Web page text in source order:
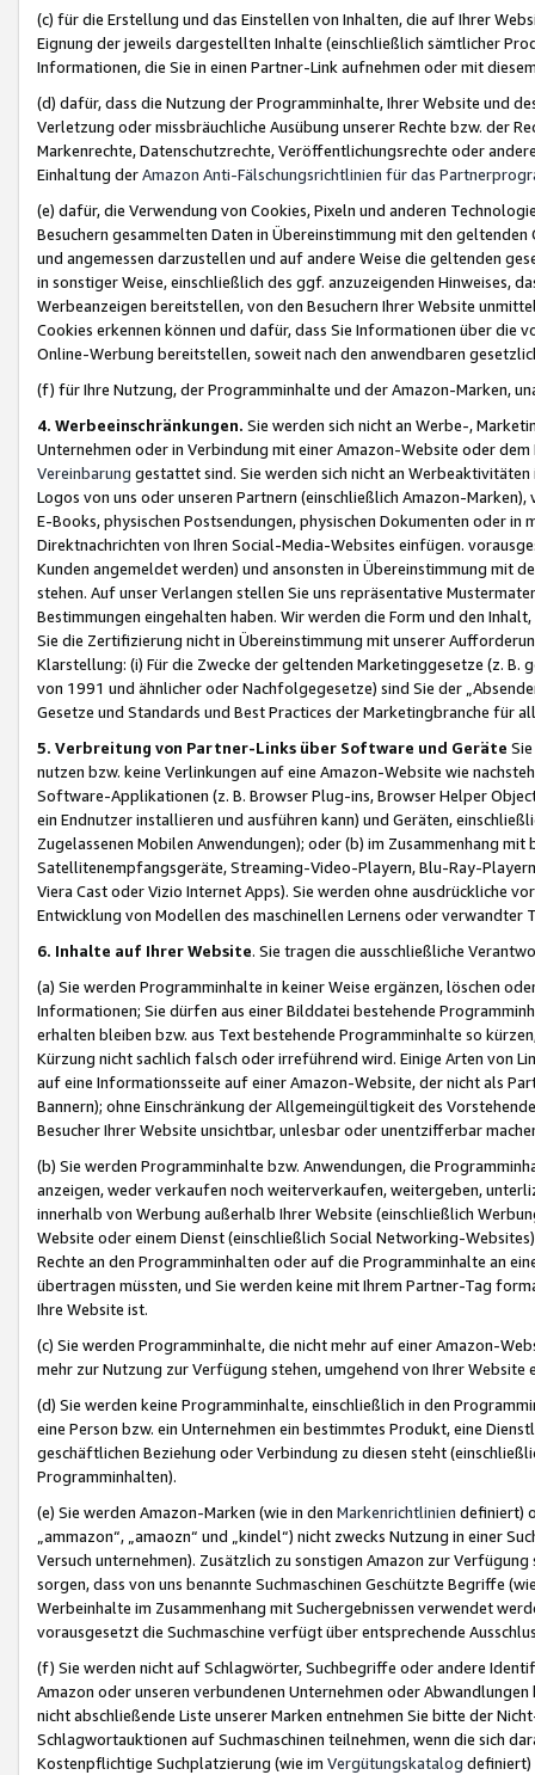
(c) für die Erstellung und das Einstellen von Inhalten, die auf Ihrer
Eignung der jeweils dargestellten Inhalte (einschließlich sämtlicher
Informationen, die Sie in einen Partner-Link aufnehmen oder mit
(d) dafür, dass die Nutzung der Programminhalte, Ihrer Website und
Verletzung oder missbräuchliche Ausübung unserer Rechte bzw. der
Markenrechte, Datenschutzrechte, Veröffentlichungsrechte oder
Einhaltung derAmazon Anti-Fälschungsrichtlinien für das
(e) dafür, die Verwendung von Cookies, Pixeln und anderen
Besuchern gesammelten Daten in Übereinstimmung mit den
und angemessen darzustellen und auf andere Weise die geltenden
in sonstiger Weise, einschließlich des ggf. anzuzeigenden Hinweises,
Werbeanzeigen bereitstellen, von den Besuchern Ihrer Website
Cookies erkennen können und dafür, dass Sie Informationen über die
Online-Werbung bereitstellen, soweit nach den anwendbaren
(f) für Ihre Nutzung, der Programminhalte und der Amazon-Marken,
4. Werbeeinschränkungen. Sie werden sich nicht an Werbe-,
Unternehmen oder in Verbindung mit einer Amazon-Website oder
Vereinbarung gestattet sind. Sie werden sich nicht an
Logos von uns oder unseren Partnern (einschließlich Amazon-
E-Books, physischen Postsendungen, physischen Dokumenten oder in
Direktnachrichten von Ihren Social-Media-Websites einfügen.
Kunden angemeldet werden) und ansonsten in Übereinstimmung mit
stehen. Auf unser Verlangen stellen Sie uns repräsentative
Bestimmungen eingehalten haben. Wir werden die Form und den
Sie die Zertifizierung nicht in Übereinstimmung mit unserer
Klarstellung: (i) Für die Zwecke der geltenden Marketinggesetze (z. B.
von 1991 und ähnlicher oder Nachfolgegesetze) sind Sie der
Gesetze und Standards und Best Practices der Marketingbranche für
5. Verbreitung von Partner-Links über Software und Geräte
nutzen bzw. keine Verlinkungen auf eine Amazon-Website wie
Software-Applikationen (z. B. Browser Plug-ins, Browser Helper
ein Endnutzer installieren und ausführen kann) und Geräten,
Zugelassenen Mobilen Anwendungen); oder (b) im Zusammenhang
Satellitenempfangsgeräte, Streaming-Video-Playern, Blu-Ray-
Viera Cast oder Vizio Internet Apps). Sie werden ohne ausdrückliche
Entwicklung von Modellen des maschinellen Lernens oder
6. Inhalte auf Ihrer Website. Sie tragen die ausschließliche
(a) Sie werden Programminhalte in keiner Weise ergänzen, löschen
Informationen; Sie dürfen aus einer Bilddatei bestehende
erhalten bleiben bzw. aus Text bestehende Programminhalte so
Kürzung nicht sachlich falsch oder irreführend wird. Einige Arten von
auf eine Informationsseite auf einer Amazon-Website, der nicht als
Bannern); ohne Einschränkung der Allgemeingültigkeit des
Besucher Ihrer Website unsichtbar, unlesbar oder unentzifferbar
(b) Sie werden Programminhalte bzw. Anwendungen, die
anzeigen, weder verkaufen noch weiterverkaufen, weitergeben,
innerhalb von Werbung außerhalb Ihrer Website (einschließlich
Website oder einem Dienst (einschließlich Social Networking-
Rechte an den Programminhalten oder auf die Programminhalte an
übertragen müssten, und Sie werden keine mit Ihrem Partner-Tag
Ihre Website ist.
(c) Sie werden Programminhalte, die nicht mehr auf einer Amazon-
mehr zur Nutzung zur Verfügung stehen, umgehend von Ihrer
(d) Sie werden keine Programminhalte, einschließlich in den
eine Person bzw. ein Unternehmen ein bestimmtes Produkt, eine
geschäftlichen Beziehung oder Verbindung zu diesen steht
Programminhalten).
(e) Sie werden Amazon-Marken (wie in den Markenrichtlinien definiert)
„ammazon“, „amaozn“ und „kindel“) nicht zwecks Nutzung in einer
Versuch unternehmen). Zusätzlich zu sonstigen Amazon zur
sorgen, dass von uns benannte Suchmaschinen Geschützte Begriffe
Werbeinhalte im Zusammenhang mit Suchergebnissen verwendet
vorausgesetzt die Suchmaschine verfügt über entsprechende
(f) Sie werden nicht auf Schlagwörter, Suchbegriffe oder andere
Amazon oder unseren verbundenen Unternehmen oder
nicht abschließende Liste unserer Marken entnehmen Sie bitte der
Schlagwortauktionen auf Suchmaschinen teilnehmen, wenn die sich
Kostenpflichtige Suchplatzierung (wie im Vergütungskatalog definiert)